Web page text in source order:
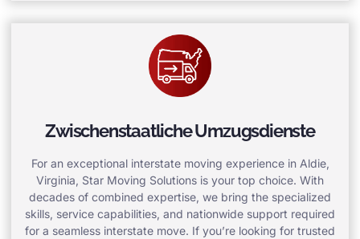
Zwischenstaatliche Umzugsdienste
For an exceptional interstate moving experience in Aldie,
Virginia, Star Moving Solutions is your top choice. With
decades of combined expertise, we bring the specialized
skills, service capabilities, and nationwide support required
for a seamless interstate move. If you’re looking for trusted